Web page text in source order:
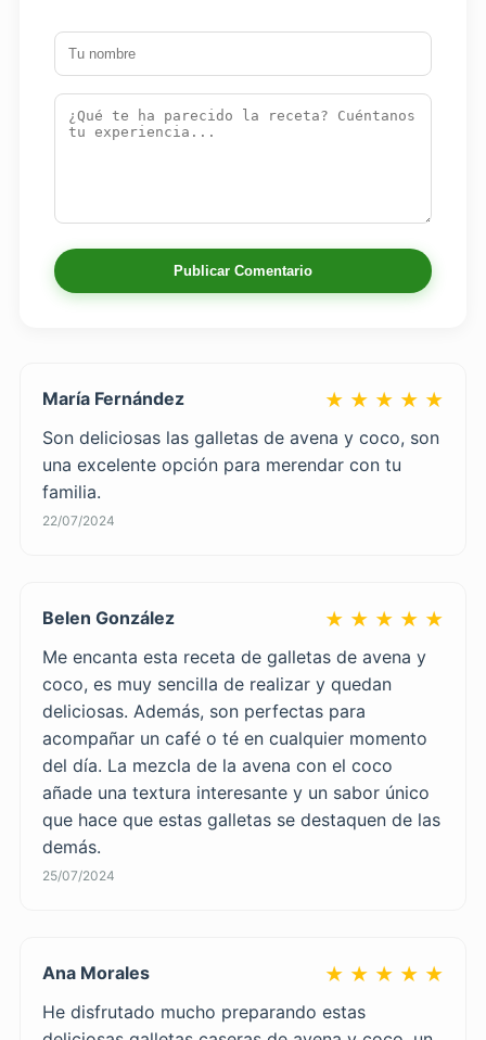
Publicar Comentario
María Fernández ★ ★ ★ ★ ★
Son deliciosas las galletas de avena y coco, son
una excelente opción para merendar con tu
familia.
22/07/2024
Belen González ★ ★ ★ ★ ★
Me encanta esta receta de galletas de avena y
coco, es muy sencilla de realizar y quedan
deliciosas. Además, son perfectas para
acompañar un café o té en cualquier momento
del día. La mezcla de la avena con el coco
añade una textura interesante y un sabor único
que hace que estas galletas se destaquen de las
demás.
25/07/2024
Ana Morales ★ ★ ★ ★ ★
He disfrutado mucho preparando estas